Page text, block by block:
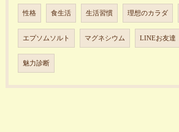
性格 食生活 生活習慣 理想のカラダ
エプソムソルト マグネシウム LINEお友達
魅力診断